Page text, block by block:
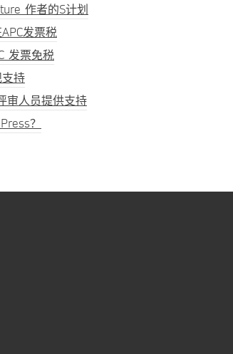
作者的S计划
发票税
发票免税
持
审人员提供支持
？